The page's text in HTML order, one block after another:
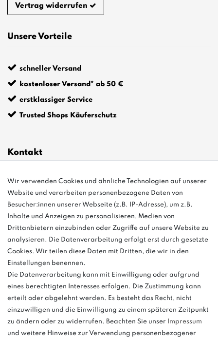
Vertrag widerrufen
Unsere Vorteile
schneller Versand
kostenloser Versand* ab 50 €
erstklassiger Service
Trusted Shops Käuferschutz
Kontakt
info@bonvenon.de
03763 4048350
Montag - Freitag, 08:00 - 16:00
Anrufe aus dem dt. Festnetz zum Ortstarif, Preise aus dem Mobilfunknetz
ggf. abweichend (abhängig vom Provider).
und
weitere.
Wir verwenden Cookies und ähnliche Technologien auf unserer
Website und verarbeiten personenbezogene Daten von
Besucher:innen unserer Webseite (z.B. IP-Adresse), um z.B.
Inhalte und Anzeigen zu personalisieren, Medien von
Drittanbietern einzubinden oder Zugriffe auf unsere Website zu
analysieren. Die Datenverarbeitung erfolgt erst durch gesetzte
Cookies. Wir teilen diese Daten mit Dritten, die wir in den
Einstellungen benennen.
Die Datenverarbeitung kann mit Einwilligung oder aufgrund
eines berechtigten Interesses erfolgen. Die Zustimmung kann
erteilt oder abgelehnt werden. Es besteht das Recht, nicht
einzuwilligen und die Einwilligung zu einem späteren Zeitpunkt
zu ändern oder zu widerrufen. Beachten Sie unser
Impressum
und weitere Hinweise zur Verwendung personenbezogener